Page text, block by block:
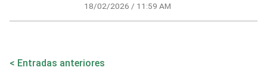
18/02/2026 / 11:59 AM
Navegación
Entradas anteriores